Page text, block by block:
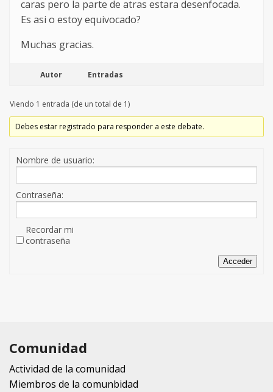
caras pero la parte de atras estara desenfocada.
Es asi o estoy equivocado?
Muchas gracias.
Autor Entradas
Viendo 1 entrada (de un total de 1)
Debes estar registrado para responder a este debate.
Nombre de usuario:
Contraseña:
Recordar mi
contraseña
Acceder
Comunidad
Actividad de la comunidad
Miembros de la comunbidad